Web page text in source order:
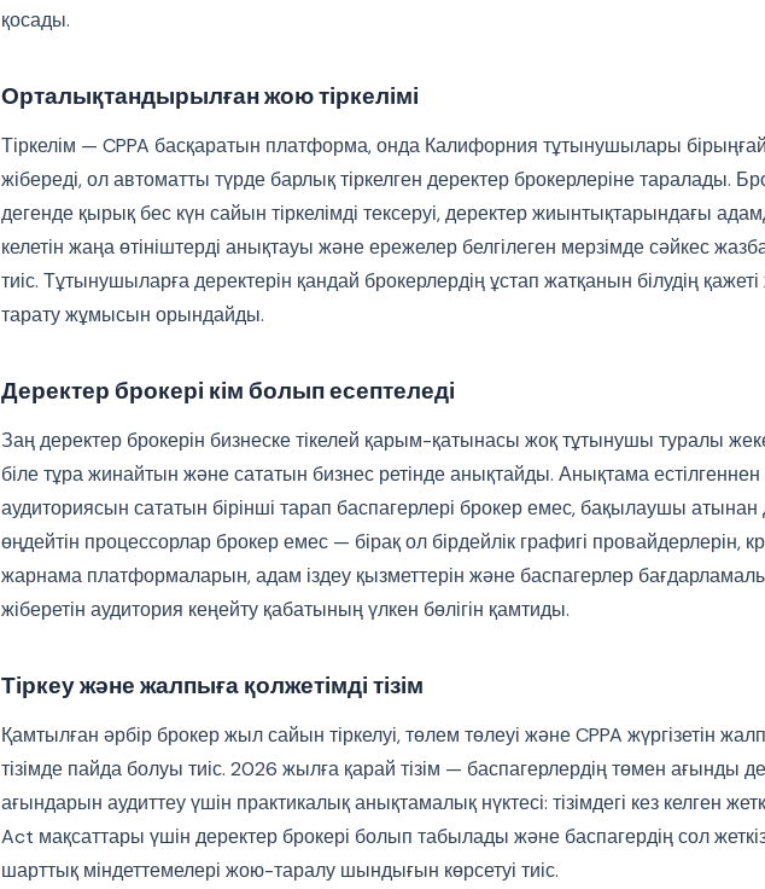
қосады.
Орталықтандырылған жою тіркелімі
Тіркелім — CPPA басқаратын платформа, онда Калифорния тұтынушылары
жібереді, ол автоматты түрде барлық тіркелген деректер брокерлеріне таралады.
дегенде қырық бес күн сайын тіркелімді тексеруі, деректер жиынтықтарындағы
келетін жаңа өтініштерді анықтауы және ережелер белгілеген мерзімде сәйкес
тиіс. Тұтынушыларға деректерін қандай брокерлердің ұстап жатқанын білудің қажеті
тарату жұмысын орындайды.
Деректер брокері кім болып есептеледі
Заң деректер брокерін бизнеске тікелей қарым-қатынасы жоқ тұтынушы туралы
біле тұра жинайтын және сататын бизнес ретінде анықтайды. Анықтама естілгеннен
аудиториясын сататын бірінші тарап баспагерлері брокер емес, бақылаушы атынан
өңдейтін процессорлар брокер емес — бірақ ол бірдейлік графигі провайдерлерін,
жарнама платформаларын, адам іздеу қызметтерін және баспагерлер
жіберетін аудитория кеңейту қабатының үлкен бөлігін қамтиды.
Тіркеу және жалпыға қолжетімді тізім
Қамтылған әрбір брокер жыл сайын тіркелуі, төлем төлеуі және CPPA жүргізетін
тізімде пайда болуы тиіс. 2026 жылға қарай тізім — баспагерлердің төмен ағынды
ағындарын аудиттеу үшін практикалық анықтамалық нүктесі: тізімдегі кез келген
Act мақсаттары үшін деректер брокері болып табылады және баспагердің сол
шарттық міндеттемелері жою-таралу шындығын көрсетуі тиіс.